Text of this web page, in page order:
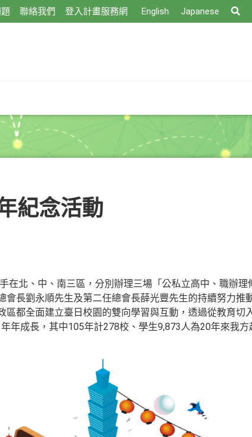
聯絡我們 登入計畫服務網 English Japanese
尋
紀念活動
在北、中、南三區，分別辦理三場「公私立高中、職辦理
長劉永順先生及第二任總會長薛光豐先生的持續努力推
都全面建立臺日校園的雙向學習與互動，透過從教育切
年成長，其中105年計278校、學生9,873人為20年來我方